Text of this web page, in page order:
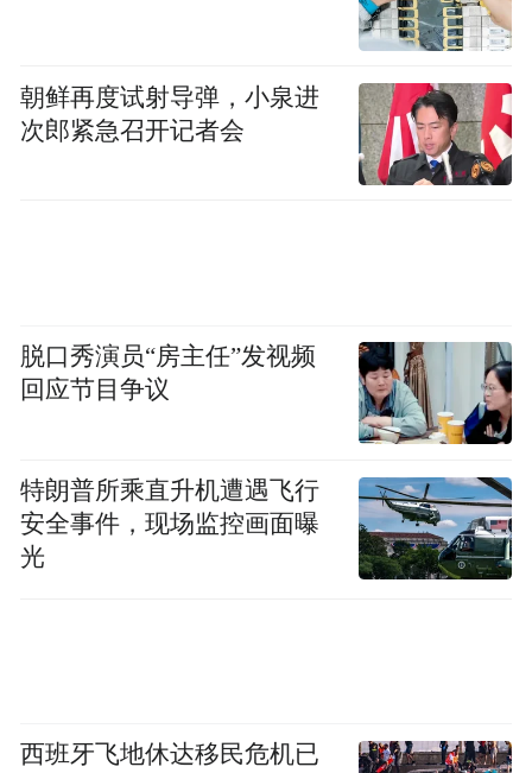
朝鲜再度试射导弹，小泉进
次郎紧急召开记者会
脱口秀演员“房主任”发视频
回应节目争议
特朗普所乘直升机遭遇飞行
安全事件，现场监控画面曝
光
西班牙飞地休达移民危机已